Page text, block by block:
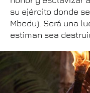
su ejército donde
Mbedu). Será una
estiman sea